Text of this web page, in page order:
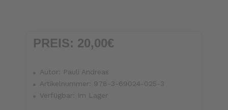
PREIS: 20,00€
Autor: Pauli Andreas
Artikelnummer: 978-3-69024-025-3
Verfügbar: Im Lager